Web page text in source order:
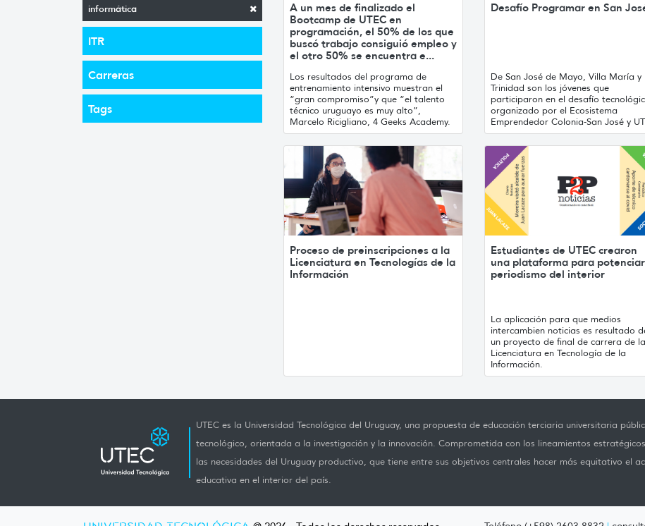
informática
ITR
Carreras
Tags
A un mes de finalizado el
Bootcamp de UTEC en
programación, el 50% de los que
buscó trabajo consiguió empleo y
el otro 50% se encuentra e...
Los resultados del programa de
entrenamiento intensivo muestran el
“gran compromiso”y que “el talento
técnico uruguayo es muy alto”,
Marcelo Ricigliano, 4 Geeks Academy.
Desafío Programar en San
De San José de Mayo, Villa María y
Trinidad son los jóvenes que
participaron en el desafío
organizado por el Ecosistema
Emprendedor Colonia-San José y
Proceso de preinscripciones a la
Licenciatura en Tecnologías de la
Información
Estudiantes de UTEC crearon
una plataforma para
periodismo del interior
La aplicación para que medios
intercambien noticias es resultado
un proyecto de final de carrera de la
Licenciatura en Tecnología de la
Información.
UTEC es la Universidad Tecnológica del Uruguay, una propuesta de educación terciaria universitaria
tecnológico, orientada a la investigación y la innovación. Comprometida con los lineamientos
las necesidades del Uruguay productivo, que tiene entre sus objetivos centrales hacer más equitativo el
educativa en el interior del país.